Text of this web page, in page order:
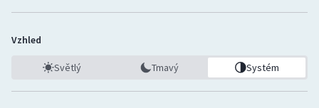
Vzhled
Světlý Tmavý Systém